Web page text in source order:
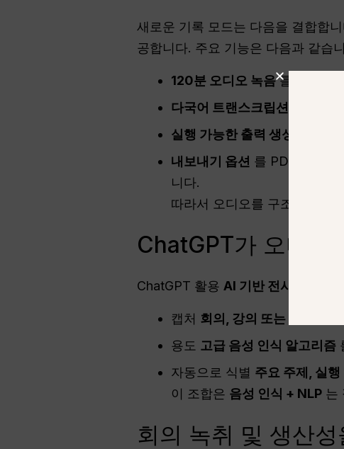
새로운 기록 모드는 다음을 결합합니
공합니다. 주요 기능은 다음과 같습
120분 오디오 녹음를 클릭하세
다국어 트랜스크립션 , 영어,
실행 가능한 출력 생성
회의
내보내기 옵션 를 PDF, Word,
니다.
따라서 오디오를 구조화되고
ChatGPT가 오디오
ChatGPT 활용 AI 기반 전사 기술 를
캡처 회의, 강의 또는 브레인스
용도 고급 음성 인식 알고리즘
자동으로 식별 주요 주제, 실
이 조합은 음성 인식 + NLP 는
회의 녹취 및 생산